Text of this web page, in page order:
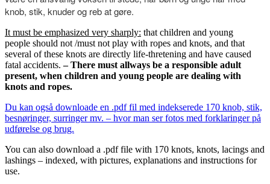
knob, stik, knuder og reb at gøre.
It must be emphasized very sharply: that children and young
people should not /must not play with ropes and knots, and that
several ofthese knots are directly life-thretening and have caused
fatal accidents. – There must allways be a responsible adult
present, when children and young people are dealing with
knots and ropes.
Du kan også downloade en .pdf fil med indekserede 170 knob, stik,
besnøringer, surringer mv. – hvor man ser fotos med forklaringer på
udførelse og brug.
You can also download a .pdf file with 170 knots, knots, lacings and
lashings – indexed, with pictures, explanations and instructions for
use.